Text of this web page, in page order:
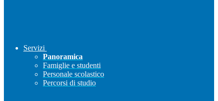
Servizi
Panoramica
Famiglie e studenti
Personale scolastico
Percorsi di studio